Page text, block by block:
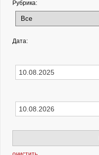
Рубрика:
Дата: